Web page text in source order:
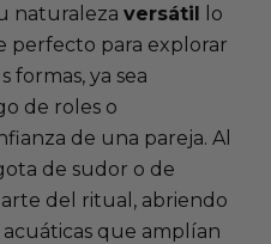
naturalezaversátil lo
perfecto para explorar
formas, ya sea
de roles o
de una pareja. Al
de sudor o de
del ritual, abriendo
acuáticas que amplían